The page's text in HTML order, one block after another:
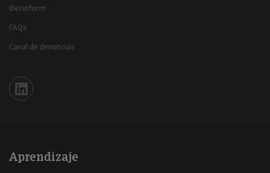
Iberinform
FAQs
Canal de denuncias
Iberinform en Linkedin
Aprendizaje